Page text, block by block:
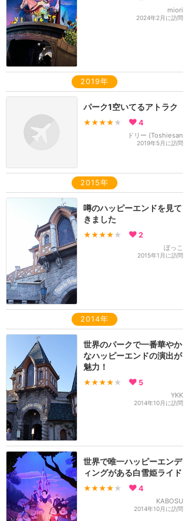
miori
2024年2月に訪問
2019年
パーク1空いてるアトラク
★★★★ ★ 4
ドリー (Toshiesan
2019年5月に訪問
2015年
噂のハッピーエンドを見て
きました
★★★★ ★ 2
ぼっこ
2015年1月に訪問
2014年
世界のパークで一番華やか
なハッピーエンドの演出が
魅力！
★★★★ ★ 5
YKK
2014年10月に訪問
世界で唯一ハッピーエンデ
ィングがある白雪姫ライド
★★★★ ★ 4
KABOSU
2014年10月に訪問